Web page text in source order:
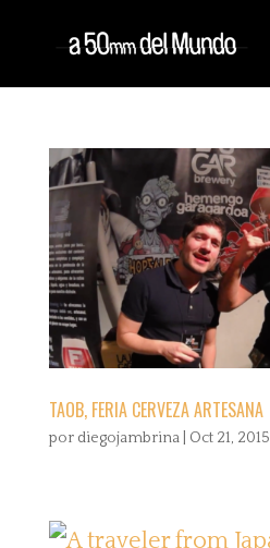
TAOB, FERIA CERVEZA ARTESANA
por diegojambrina| Oct 21, 2015